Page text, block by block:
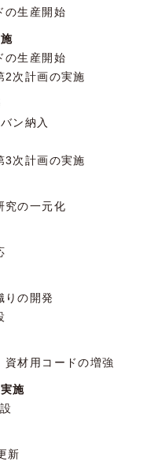
の生産開始
の生産開始
2次計画の実施
ン納入
3次計画の実施
究の一元化
りの開発
資材用コードの増強
施
新